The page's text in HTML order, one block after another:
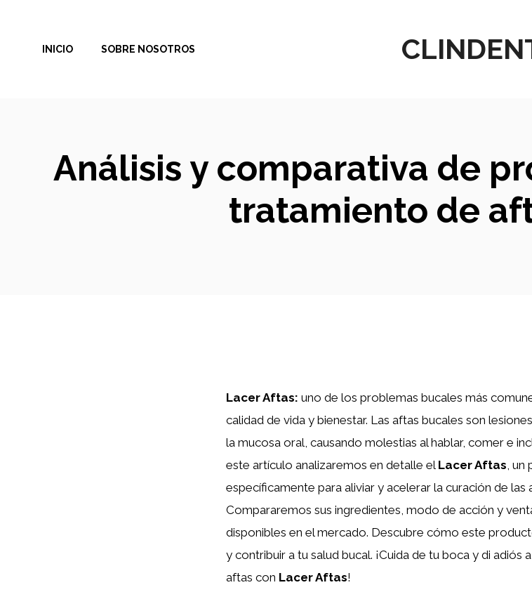
contenidoINICIO SOBRE NOSOTROS
Análisis y comparativa de
tratamiento de
Lacer Aftas: uno de los problemas bucales más
calidad de vida y bienestar. Las aftas bucales son
la mucosa oral, causando molestias al hablar, comer e
este artículo analizaremos en detalle el Lacer Aftas, un
específicamente para aliviar y acelerar la curación de las
Compararemos sus ingredientes, modo de acción y
disponibles en el mercado. Descubre cómo este
y contribuir a tu salud bucal. ¡Cuida de tu boca y di adiós
aftas con Lacer Aftas!